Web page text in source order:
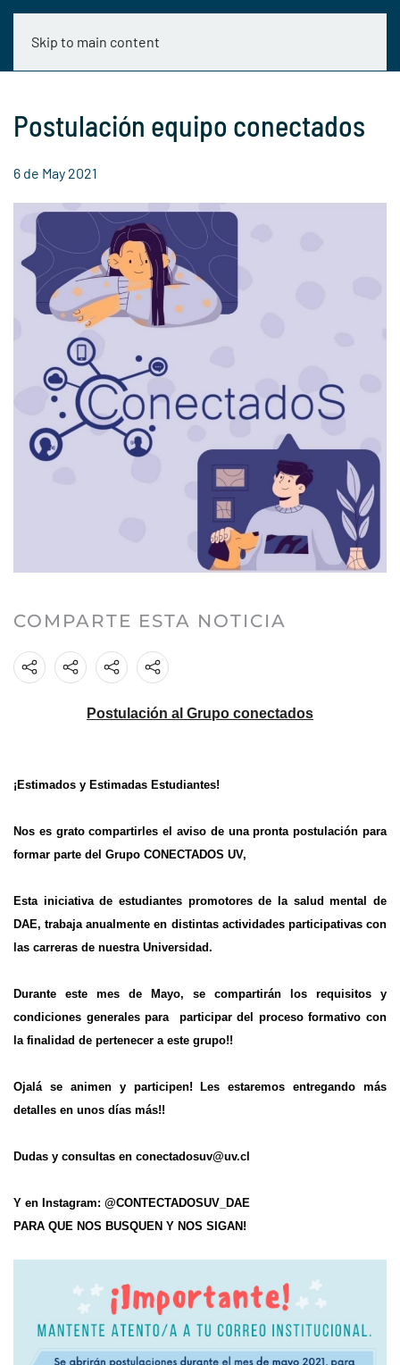
Skip to main content
Postulación equipo conectados
6 de May 2021
COMPARTE ESTA NOTICIA
Postulación al Grupo conectados
¡Estimados y Estimadas Estudiantes!
Nos es grato compartirles el aviso de una pronta postulación para
formar parte del Grupo CONECTADOS UV,
Esta iniciativa de estudiantes promotores de la salud mental de
DAE, trabaja anualmente en distintas actividades participativas con
las carreras de nuestra Universidad.
Durante este mes de Mayo, se compartirán los requisitos y
condiciones generales para participar del proceso formativo con
la finalidad de pertenecer a este grupo!!
Ojalá se animen y participen! Les estaremos entregando más
detalles en unos días más!!
Dudas y consultas en conectadosuv@uv.cl
Y en Instagram: @CONTECTADOSUV_DAE
PARA QUE NOS BUSQUEN Y NOS SIGAN!